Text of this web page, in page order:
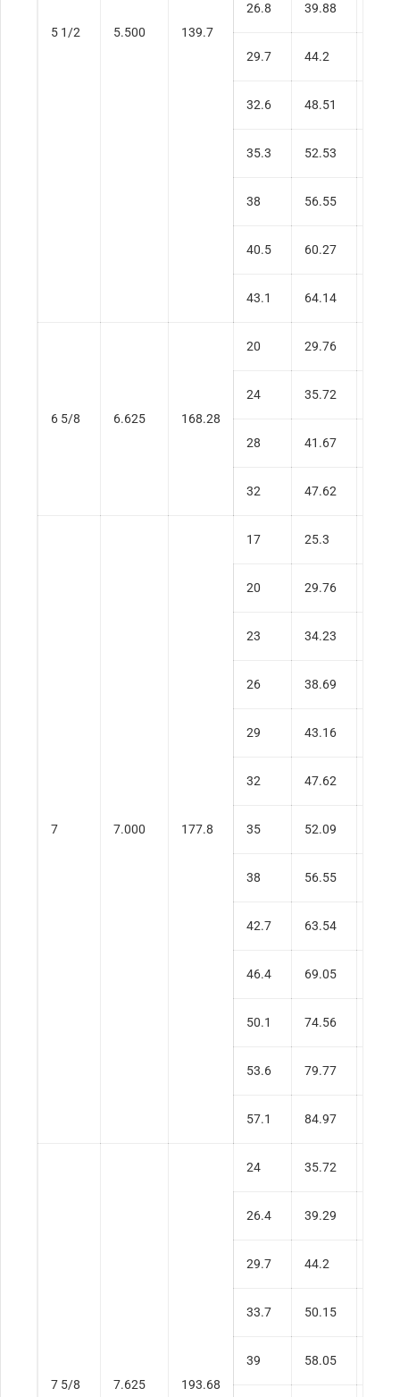
5 1/2 5.500 139.7
26.8 39.88
29.7 44.2
32.6 48.51
35.3 52.53
38 56.55
40.5 60.27
43.1 64.14
6 5/8 6.625 168.28
20 29.76
24 35.72
28 41.67
32 47.62
7 7.000 177.8
17 25.3
20 29.76
23 34.23
26 38.69
29 43.16
32 47.62
35 52.09
38 56.55
42.7 63.54
46.4 69.05
50.1 74.56
53.6 79.77
57.1 84.97
7 5/8 7.625 193.68
24 35.72
26.4 39.29
29.7 44.2
33.7 50.15
39 58.05